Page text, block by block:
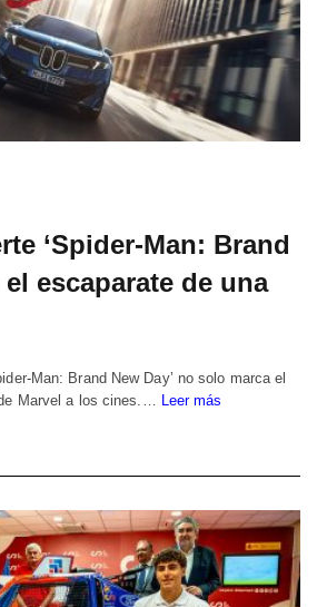
‘Spider-Man: Brand
el escaparate de una
Man: Brand New Day’ no solo marca el
Marvel a los cines.… Leer más